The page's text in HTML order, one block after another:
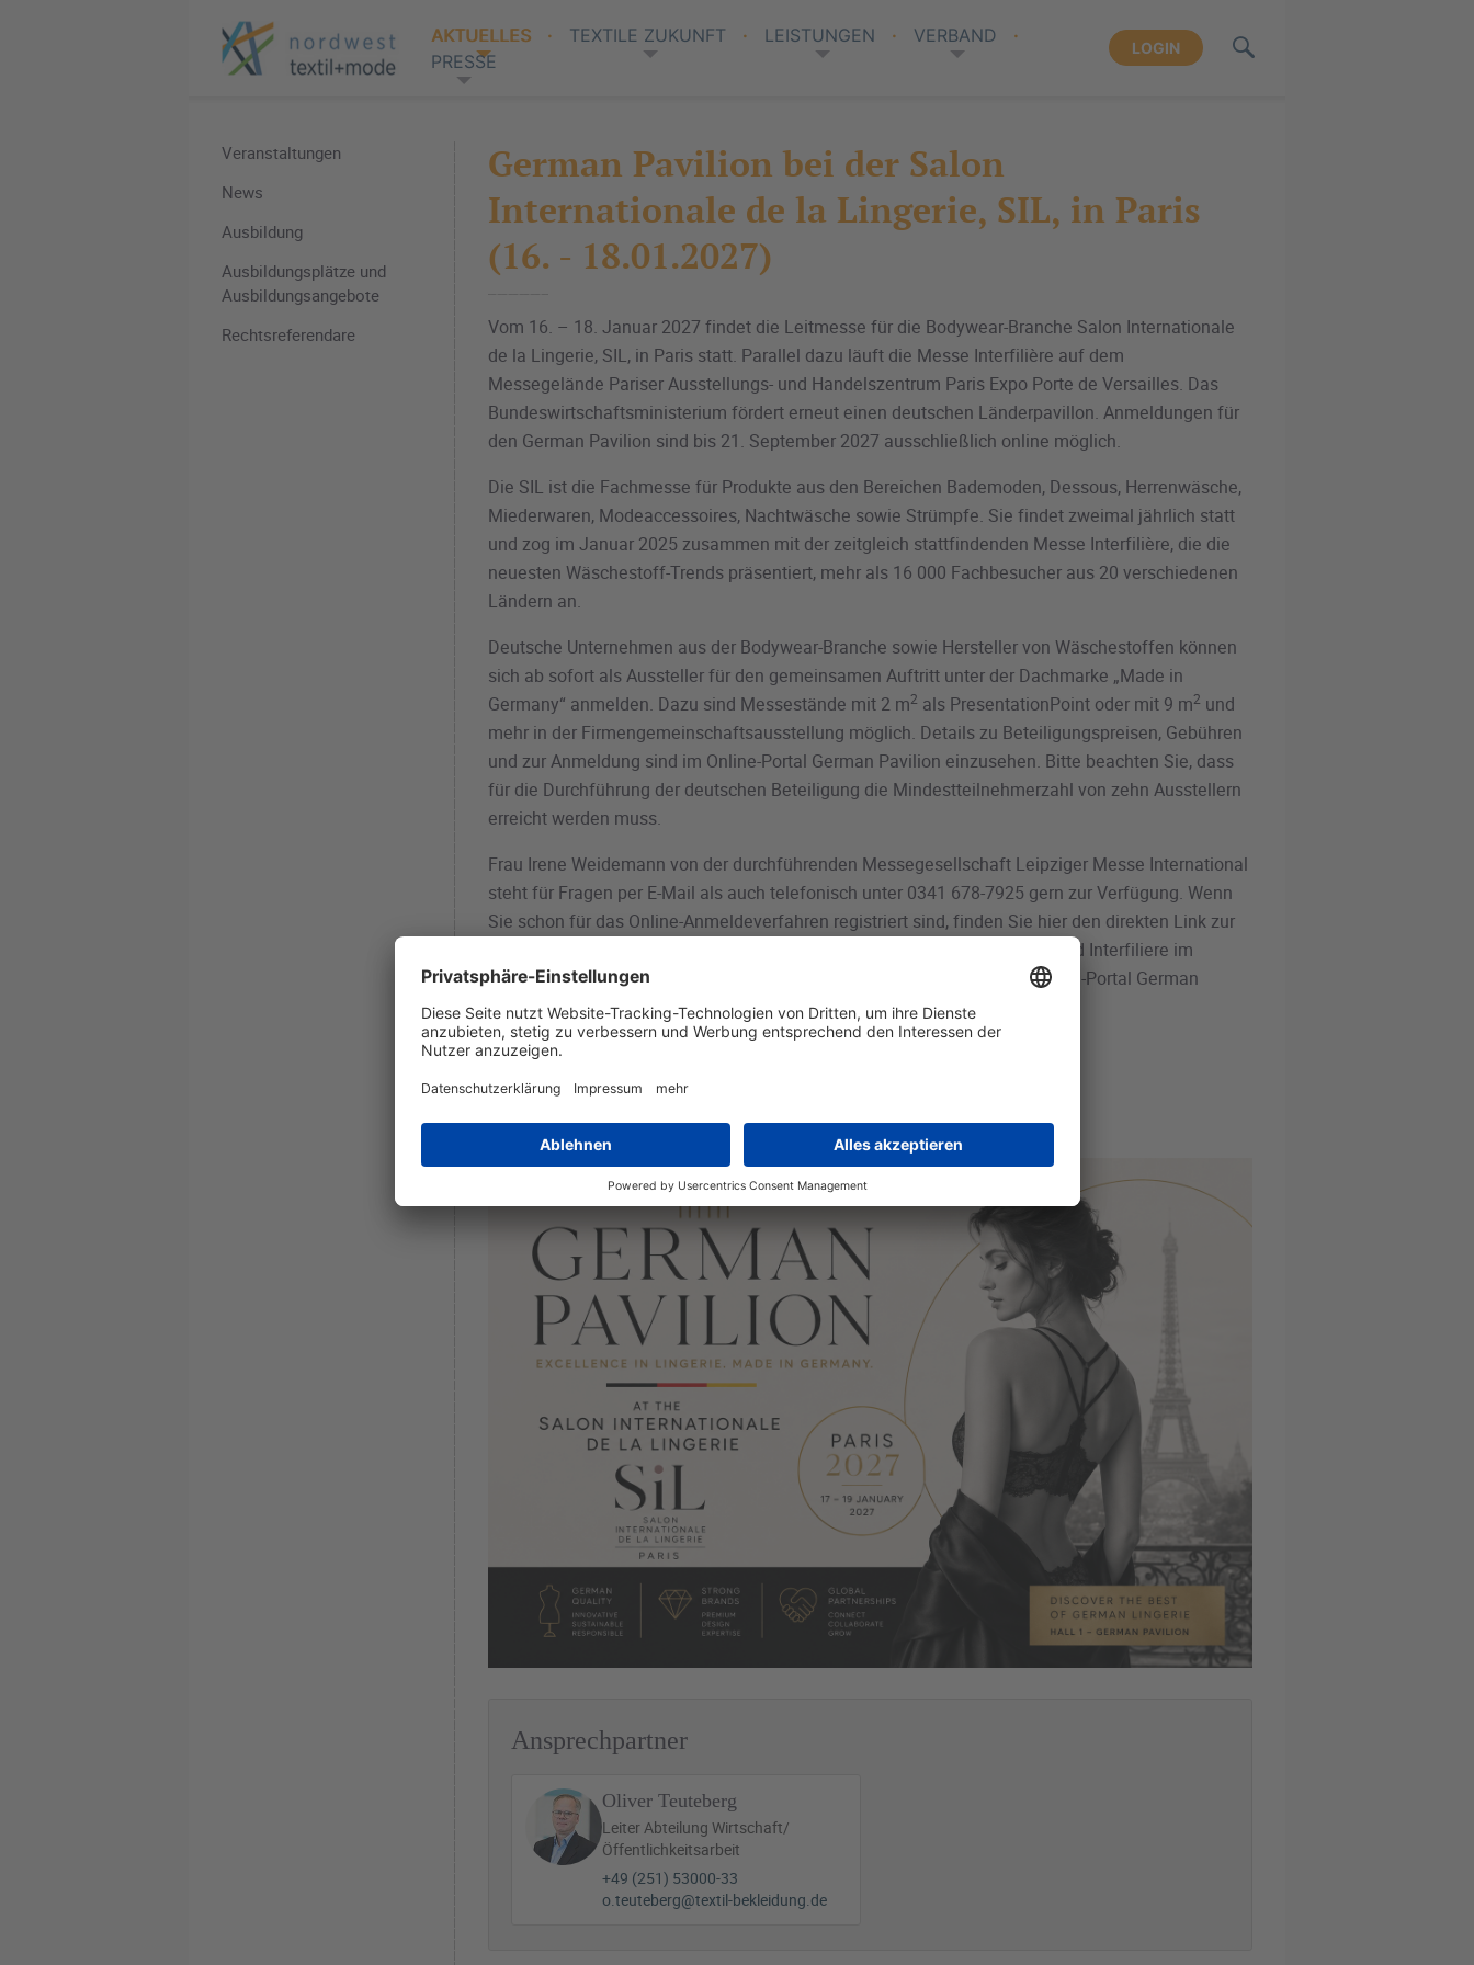
AKTUELLES TEXTILE ZUKUNFT LEISTUNGEN
VERBAND
PRESSE
LOGIN
Veranstaltungen
News
Ausbildung
Ausbildungsplätze und
Ausbildungsangebote
Rechtsreferendare
German Pavilion bei der Salon
Internationale de la Lingerie, SIL, in Paris
(16. - 18.01.2027)
Vom 16. – 18. Januar 2027 findet die Leitmesse für die Bodywear-Branche Salon Internationale
de la Lingerie, SIL, in Paris statt. Parallel dazu läuft die Messe Interfilière auf dem
Messegelände Pariser Ausstellungs- und Handelszentrum Paris Expo Porte de Versailles. Das
Bundeswirtschaftsministerium fördert erneut einen deutschen Länderpavillon. Anmeldungen für
den German Pavilion sind bis 21. September 2027 ausschließlich online möglich.
Die SIL ist die Fachmesse für Produkte aus den Bereichen Bademoden, Dessous, Herrenwäsche,
Miederwaren, Modeaccessoires, Nachtwäsche sowie Strümpfe. Sie findet zweimal jährlich statt
und zog im Januar 2025 zusammen mit der zeitgleich stattfindenden Messe Interfilière, die die
neuesten Wäschestoff-Trends präsentiert, mehr als 16 000 Fachbesucher aus 20 verschiedenen
Ländern an.
Deutsche Unternehmen aus der Bodywear-Branche sowie Hersteller von Wäschestoffen können
sich ab sofort als Aussteller für den gemeinsamen Auftritt unter der Dachmarke „Made in
Germany“ anmelden. Dazu sind Messestände mit 2 m2 als PresentationPoint oder mit 9 m2 und
mehr in der Firmengemeinschaftsausstellung möglich. Details zu Beteiligungspreisen, Gebühren
und zur Anmeldung sind im Online-Portal German Pavilion einzusehen. Bitte beachten Sie, dass
für die Durchführung der deutschen Beteiligung die Mindestteilnehmerzahl von zehn Ausstellern
erreicht werden muss.
Frau Irene Weidemann von der durchführenden Messegesellschaft Leipziger Messe International
steht für Fragen per E-Mail als auch telefonisch unter 0341 678-7925 gern zur Verfügung. Wenn
Sie schon für das Online-Anmeldeverfahren registriert sind, finden Sie hier den direkten Link zur
Anmeldung für eine Teilnahme im German Pavilion zum Messe-Duo SIL und Interfiliere im
Januar 2027 in Paris. Anderenfalls registrieren Sie sich bitte auf dem Online-Portal German
Pavilion.
Ansprechpartner
Oliver Teuteberg
Leiter Abteilung Wirtschaft/
Öffentlichkeitsarbeit
+49 (251) 53000-33
o.teuteberg@textil-bekleidung.de